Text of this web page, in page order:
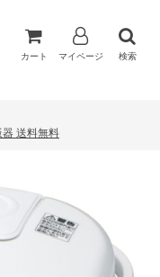
カート マイページ 検索
送料無料